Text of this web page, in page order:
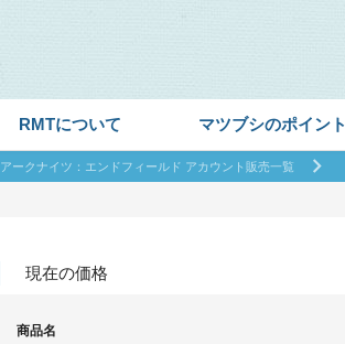
RMTについて マツブシのポイント
アークナイツ：エンドフィールド アカウント販売一覧
現在の価格
商品名